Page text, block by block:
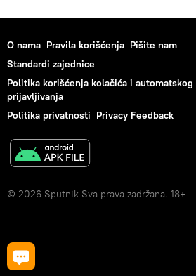
O nama Pravila korišćenja Pišite nam
Standardi zajednice
Politika korišćenja kolačića i automatskog
prijavljivanja
Politika privatnosti Privacy Feedback
© 2026 Sputnik Sva prava zadržana. 18+